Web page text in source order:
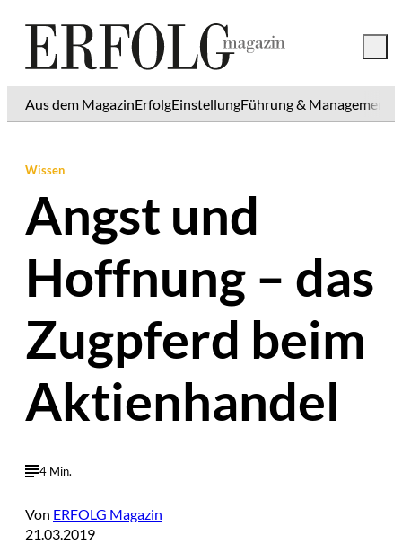
Aus dem MagazinErfolgEinstellungFührung & Management
Wissen
Angst und
Hoffnung – das
Zugpferd beim
Aktienhandel
4 Min.
Von ERFOLG Magazin
21.03.2019